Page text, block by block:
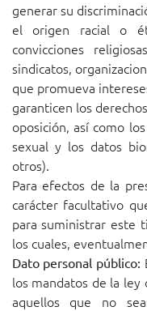
generar su
el origen racial o
convicciones
sindicatos,
que promueva
garanticen los
oposición, así como
sexual y los datos
otros).
Para efectos de la
carácter facultativo
para suministrar este
los cuales,
Dato personal público:
los mandatos de la
aquellos que no